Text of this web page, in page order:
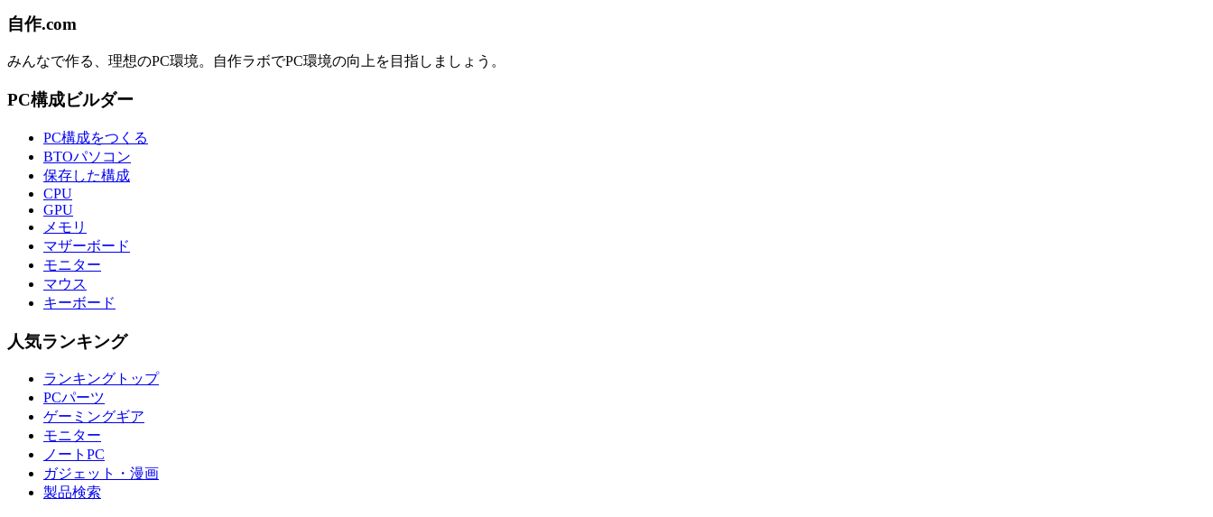
自作.com
みんなで作る、理想のPC環境。 自作ラボでPC環境の向上を目指しましょう。
PC構成ビルダー
PC構成をつくる
BTOパソコン
保存した構成
CPU
GPU
メモリ
マザーボード
モニター
マウス
キーボード
人気ランキング
ランキングトップ
PCパーツ
ゲーミングギア
モニター
ノートPC
ガジェット・漫画
製品検索